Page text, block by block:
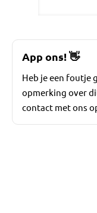
App ons!👋
Heb je een foutje
opmerking over
contact met ons